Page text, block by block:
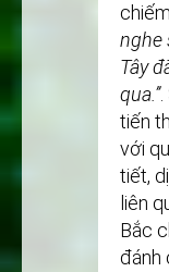
nghe
Tây
qua.’’.
tiến
với
tiết,
liên
Bắc
đánh